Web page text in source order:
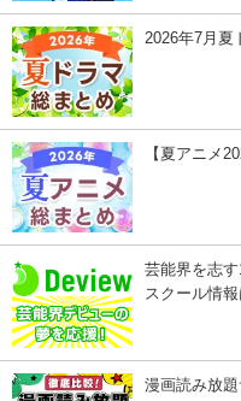
2026年7月夏
【夏アニメ
芸能界を志
スクール情
漫画読み放題